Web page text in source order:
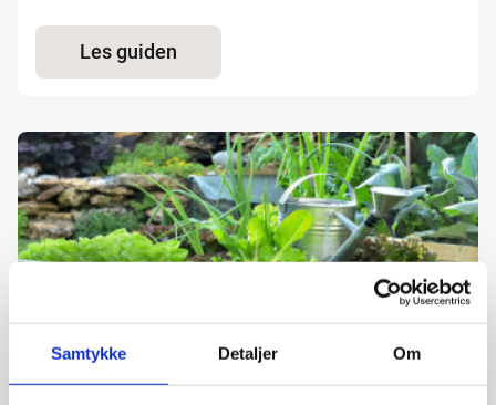
Samtykke Detaljer Om
Les guiden
Anlegge kjøkkenhage - guide